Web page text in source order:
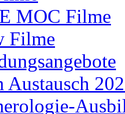
MOC Filme
Filme
Austausch